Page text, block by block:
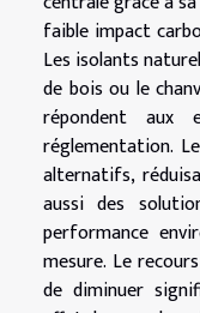
faible impact
Les isolants
de bois ou le
répondent aux
réglementation.
alternatifs,
aussi des
performance
mesure. Le
de diminuer